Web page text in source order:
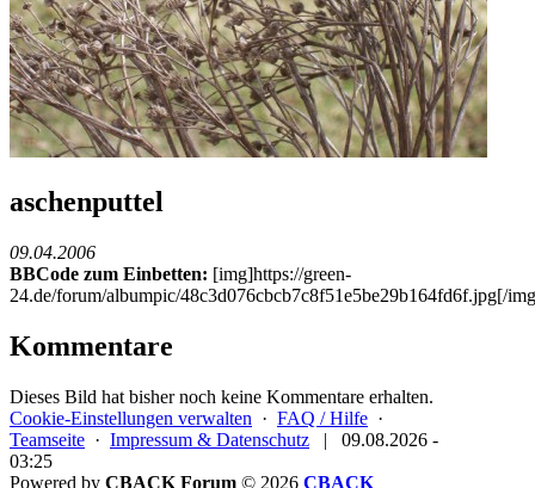
aschenputtel
09.04.2006
BBCode zum Einbetten: [img]https://green-
24.de/forum/albumpic/48c3d076cbcb7c8f51e5be29b164fd6f.jpg[/
Kommentare
Dieses Bild hat bisher noch keine Kommentare erhalten.
Cookie-Einstellungen verwalten · FAQ / Hilfe ·
Teamseite · Impressum & Datenschutz |
09.08.2026 -
03:25
Powered by CBACK Forum © 2026 CBACK